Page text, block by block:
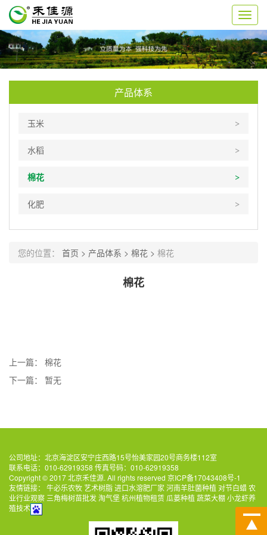
切
换
导
航
产品体系
玉米
水稻
棉花
化肥
您的位置： 首页 > 产品体系 > 棉花 > 棉花
棉花
上一篇：
棉花
下一篇：
暂无
公司地址：北京海淀区安宁庄西路15号怡美家园20号商务楼112室
联系电话：010-62919358 传真号码：010-62919358
Copyright © 2017 北京禾佳源. All rights reserved 京ICP备17043408号-1
友情链接： 牛必乐农牧艺术树脂进口水溶肥厂家 河南羊肚菌种植 对节白蜡农
业行业观察 三角梅树苗批发淘气堡杭州植物租赁 瓜蒌种植 蔬菜大棚 小龙虾养
殖技术